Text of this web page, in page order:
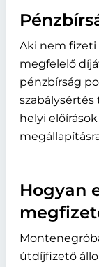
Aki nem fizeti
megfelelő
pénzbírság
helyi
Hogyan
útdíjfizető